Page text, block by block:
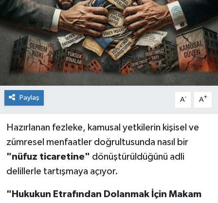
Paylaş A- A+
Hazırlanan fezleke, kamusal yetkilerin kişisel ve
zümresel menfaatler doğrultusunda nasıl bir
"nüfuz ticaretine" dönüştürüldüğünü adli
delillerle tartışmaya açıyor.
"Hukukun Etrafından Dolanmak İçin Makam
Teknoloji
Türkiye